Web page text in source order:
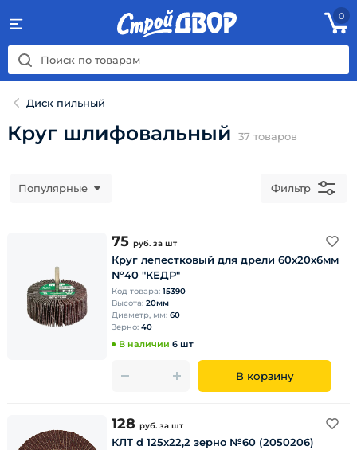
0
Диск пильный
Круг шлифовальный 37 товаров
Популярные Фильтр
75 руб. за шт
Круг лепестковый для дрели 60х20х6мм
№40 "КЕДР"
Код товара: 15390
Высота: 20мм
Диаметр, мм: 60
Зерно: 40
В наличии 6 шт
В корзину
128 руб. за шт
КЛТ d 125х22,2 зерно №60 (2050206)